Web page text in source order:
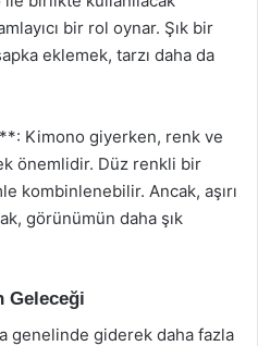
bir rol oynar. Şık bir
eklemek, tarzı daha da
Kimono giyerken, renk ve
önemlidir. Düz renkli bir
kombinlenebilir. Ancak, aşırı
görünümün daha şık
Geleceği
genelinde giderek daha fazla